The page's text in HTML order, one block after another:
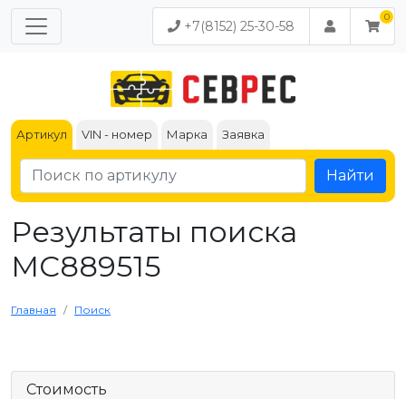
+7(8152) 25-30-58
Артикул VIN - номер Марка Заявка
Найти
Результаты поиска
MC889515
Главная Поиск
Стоимость